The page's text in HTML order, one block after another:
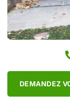
DEMANDEZ